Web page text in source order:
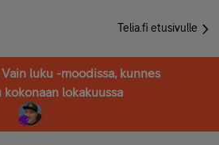
Telia.fi etusivulle
luku -moodissa, kunnes
kokonaan lokakuussa